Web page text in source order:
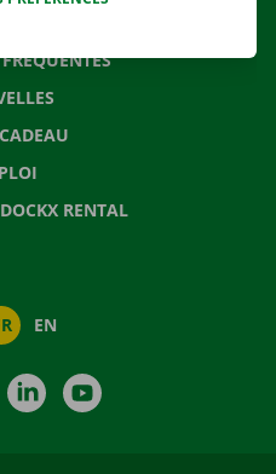
RENTAL
EN
InstagramLinkedIn